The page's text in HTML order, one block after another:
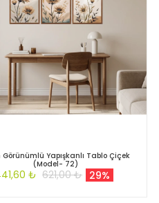
Yapışkanlı Tablo Çiçek
(Model- 72)
₺ 621,00 ₺ 29%